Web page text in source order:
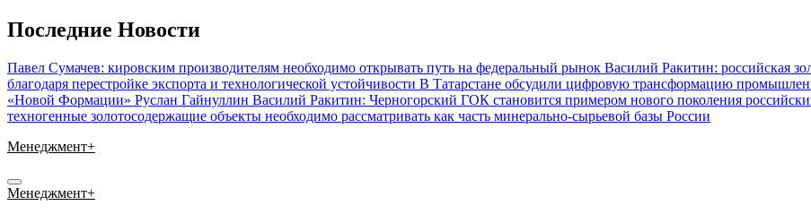
Перейти
к
Последние Новости
Павел Сумачев: кировским производителям необходимо открывать путь на федеральный рынок Василий Ракитин: российская
благодаря перестройке экспорта и технологической устойчивости В Татарстане обсудили цифровую трансформацию
«Новой Формации» Руслан Гайнуллин Василий Ракитин: Черногорский ГОК становится примером нового поколения
техногенные золотосодержащие объекты необходимо рассматривать как часть минерально-сырьевой базы России
Менеджмент+
Менеджмент+